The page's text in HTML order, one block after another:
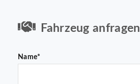
Fahrzeug anfragen
Name*